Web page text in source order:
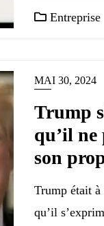
Entreprise
MAI 30, 2024
Trump
qu’il
son
Trump était
qu’il